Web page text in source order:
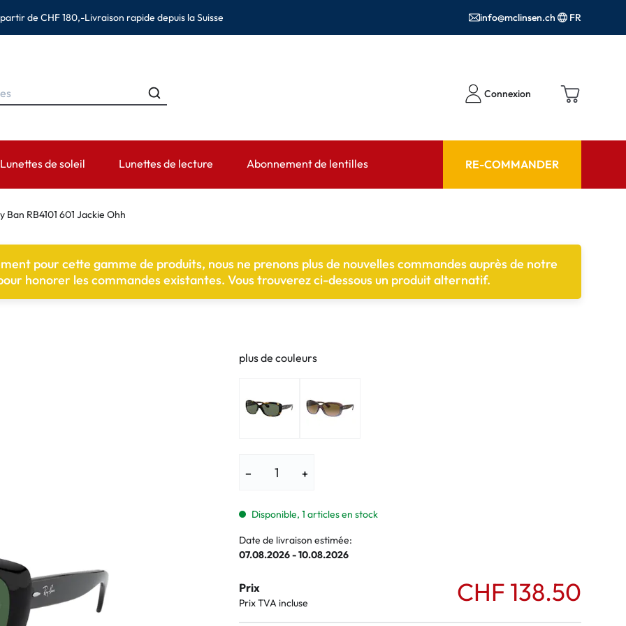
de CHF 180,-Livraison rapide depuis la Suisse info@mclinsen.ch FR
Connexion
(presbytie)
DURÉE DE PORT
Lentilles journalières
Lentilles hebdomadaires et bi-
mensuelles
Lentilles de contact FAQ
Prescription FAQ
CATÉGORIES
Solutions pour lentilles de contact
Solutions saline
Étuis
Pincettes et autres accessoires
Produits d'entretien FAQ
Lunettes de soleil
MARQUES
Ray-Ban
Montana Eyewear
Lunettes de lecture Abonnement de lentilles RE-COMMANDER
Ban RB4101 601 Jackie Ohh
pour cette gamme de produits, nous ne prenons plus de nouvelles commandes auprès de notre
honorer les commandes existantes. Vous trouverez ci-dessous un produit alternatif.
plus de couleurs
− +
Disponible, 1 articles en stock
Date de livraison estimée:
07.08.2026 - 10.08.2026
Prix
Prix TVA incluse CHF 138.50